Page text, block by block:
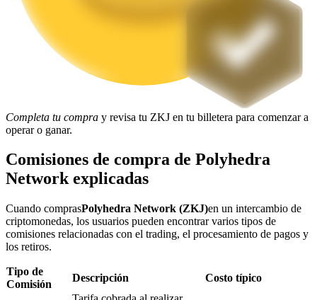
Bloqueos BTR
Inversiones exclusivas para titulares de BTR
Préstamos
Servicio de préstamos respaldado por criptomonedas
Completa tu compra y revisa tu ZKJ en tu billetera para comenzar a
operar o ganar.
Comisiones de compra de Polyhedra
Network explicadas
Cuando comprasPolyhedra Network (ZKJ)en un intercambio de
criptomonedas, los usuarios pueden encontrar varios tipos de
comisiones relacionadas con el trading, el procesamiento de pagos y
los retiros.
Tipo de
Comisión
Descripción Costo típico